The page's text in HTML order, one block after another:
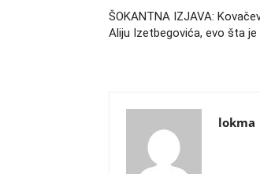
ŠOKANTNA IZJAVA:
Aliju Izetbegovića, evo šta je
lokma